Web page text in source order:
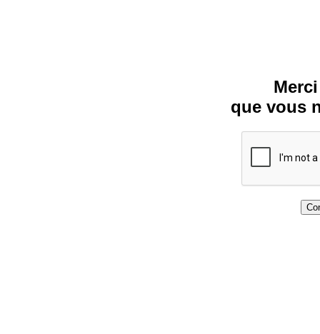
que vous